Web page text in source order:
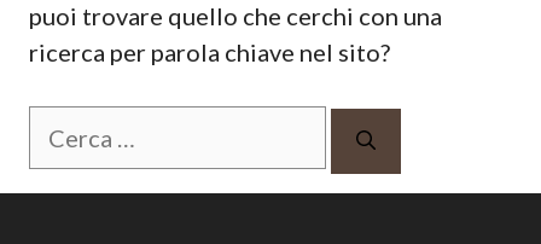
puoi trovare quello che cerchi con una
ricerca per parola chiave nel sito?
Ricerca